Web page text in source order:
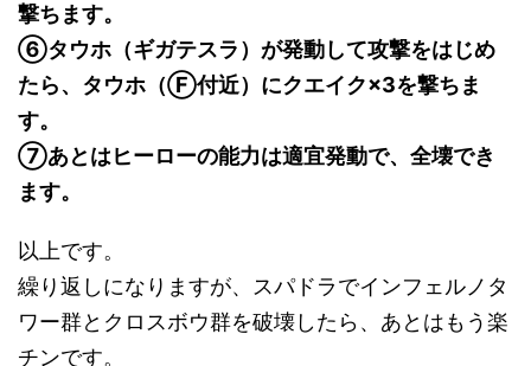
撃ちます。
⑥タウホ（ギガテスラ）が発動して攻撃をはじめ
たら、タウホ（Ⓕ付近）にクエイク×3を撃ちま
す。
⑦あとはヒーローの能力は適宜発動で、全壊でき
ます。
以上です。
繰り返しになりますが、スパドラでインフェルノタ
ワー群とクロスボウ群を破壊したら、あとはもう楽
チンです。